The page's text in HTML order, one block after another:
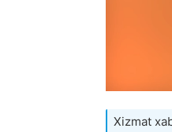
Xizmat